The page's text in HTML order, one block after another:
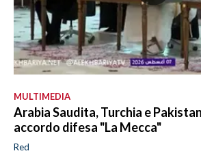
MULTIMEDIA
Arabia Saudita, Turchia e
accordo difesa "La Mecca"
Red